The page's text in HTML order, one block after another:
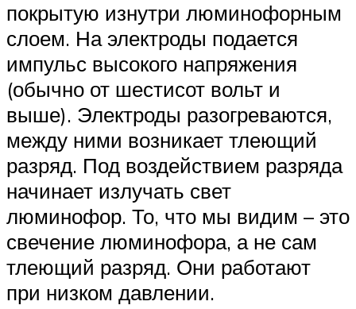
покрытую изнутри люминофорным
слоем. На электроды подается
импульс высокого напряжения
(обычно от шестисот вольт и
выше). Электроды разогреваются,
между ними возникает тлеющий
разряд. Под воздействием разряда
начинает излучать свет
люминофор. То, что мы видим – это
свечение люминофора, а не сам
тлеющий разряд. Они работают
при низком давлении.